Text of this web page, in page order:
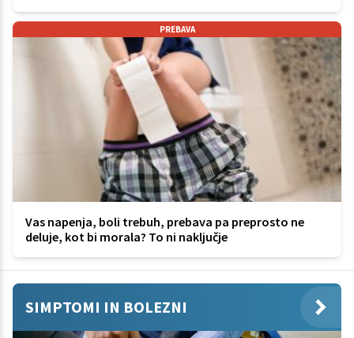
PREBAVA
Vas napenja, boli trebuh, prebava pa preprosto ne
deluje, kot bi morala? To ni naključje
SIMPTOMI IN BOLEZNI